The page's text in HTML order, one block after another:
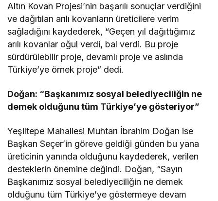
Altın Kovan Projesi’nin başarılı sonuçlar verdiğini
ve dağıtılan arılı kovanların üreticilere verim
sağladığını kaydederek, “Geçen yıl dağıttığımız
arılı kovanlar oğul verdi, bal verdi. Bu proje
sürdürülebilir proje, devamlı proje ve aslında
Türkiye’ye örnek proje” dedi.
Doğan: “Başkanımız sosyal belediyeciliğin ne
demek olduğunu tüm Türkiye’ye gösteriyor”
Yeşiltepe Mahallesi Muhtarı İbrahim Doğan ise
Başkan Seçer’in göreve geldiği günden bu yana
üreticinin yanında olduğunu kaydederek, verilen
desteklerin önemine değindi. Doğan, “Sayın
Başkanımız sosyal belediyeciliğin ne demek
olduğunu tüm Türkiye’ye göstermeye devam